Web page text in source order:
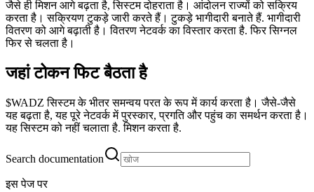
जैसे ही मिशन आगे बढ़ता है, सिस्टम दोहराता है। आंदोलन राज्यों को सक्रिय
करता है। सक्रियण टुकड़े जारी करते हैं। टुकड़े भागीदारी बनाते हैं. भागीदारी
वितरण को आगे बढ़ाती है। वितरण नेटवर्क का विस्तार करता है. फिर सिग्नल
फिर से चलता है।
जहां टोकन फिट बैठता है
$WADZ सिस्टम के भीतर समन्वय परत के रूप में कार्य करता है। जैसे-जैसे
यह बढ़ता है, यह पूरे नेटवर्क में पुरस्कार, प्रगति और पहुंच का समर्थन करता है।
यह सिस्टम को नहीं चलाता है. मिशन करता है.
Search documentation
इस पेज पर